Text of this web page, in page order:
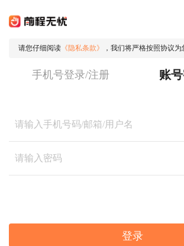
请您仔细阅读 《隐私条款》 ，我们将严格按照协议为
手机号登录/注册 账
登录